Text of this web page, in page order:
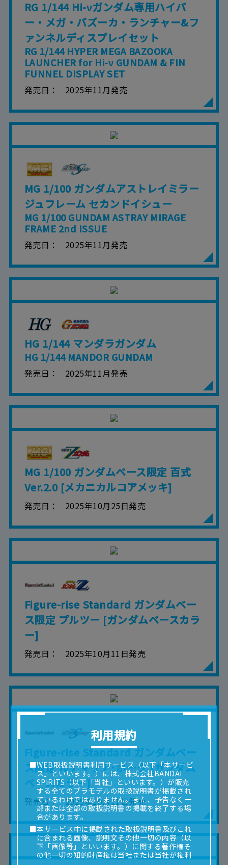
RG 1/144 Hi-νガンダム専用ハイパ
ー・メガ・バズーカ・ランチャー&フ
ァンネルディスプレイセット
RG 1/144 HYPER MEGA BAZOOKA
LAUNCHER for Hi-ν GUNDAM & FIN
FUNNEL DISPLAY SET
発売日 2025年11月発売
MG 1/100 ガンダムアストレイミラー
ジュフレーム セカンドイシュー
MG 1/100 GUNDAM ASTRAY MIRAGE
FRAME 2nd ISSUE
発売日 2025年11月発売
HG 1/144 マンダラガンダム
HG 1/144 MANDOR GUNDAM
発売日 2025年11月発売
MG 1/100 ガンダムベース限定 百式
Ver.2.0 [メカニカルコアメッキ]
発売日 2025年10月25日発売
Figure-rise Standard ガンダムベー
ス限定 プルツー [ガンダムベースカラ
ー]
発売日 2025年10月11日発売
Figure-rise Standard ガンダムベー
ス限定 ルナマリア･ホーク [ガンダム
ベースカラー]
発売日 2025年10月11日発売
利用規約
■WEB取扱説明書利用サービス（以下「本サービ
ス」といいます。）には、株式会社BANDAI
SPIRITS（以下「当社」といいます。）が販売
する全てのプラモデルの取扱説明書が掲載され
ているわけではありません。また、予告なく一
部または全部の取扱説明書の掲載を終了する場
合があります。
■本サービス中に掲載された取扱説明書及びこれ
に含まれる画像、説明文その他一切の内容（以
下「画像等」といいます。）に関する著作権そ
の他一切の知的財産権は当社または当社が権利